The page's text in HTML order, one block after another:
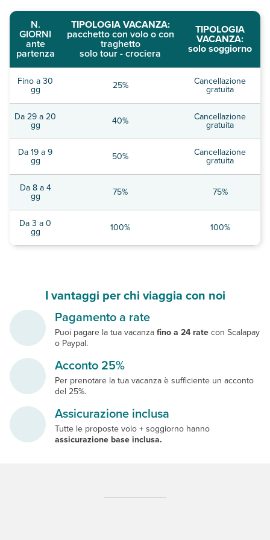
N.
GIORNI
ante
partenza
TIPOLOGIA VACANZA:
pacchetto con volo o con
traghetto
solo tour - crociera
TIPOLOGIA
VACANZA:
solo soggiorno
Fino a 30
gg 25% Cancellazione
gratuita
Da 29 a 20
gg 40% Cancellazione
gratuita
Da 19 a 9
gg 50% Cancellazione
gratuita
Da 8 a 4
gg 75% 75%
Da 3 a 0
gg 100% 100%
I vantaggi per chi viaggia con noi
Pagamento a rate
Puoi pagare la tua vacanzafino a 24 ratecon Scalapay
o Paypal.
Acconto 25%
Per prenotare la tua vacanza è sufficiente un acconto
del 25%.
Assicurazione inclusa
Tutte le proposte volo + soggiorno hanno
assicurazione base inclusa.